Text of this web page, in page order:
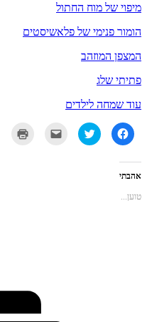
מיפוי של מוח החתול
הומור פנימי של פלאשיסטים
המצפן המוזהב
פתיתי שלג
עוד שמחה לילדים
לחיצה
לשיתוף
בפייסבוק
לחצו
כדי
אהבתי
טוען...